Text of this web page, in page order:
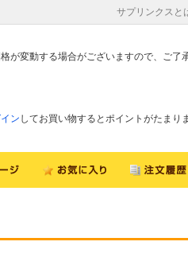
サプリンクスと
が変動する場合がございますので、ご了
ン してお買い物するとポイントがたまり